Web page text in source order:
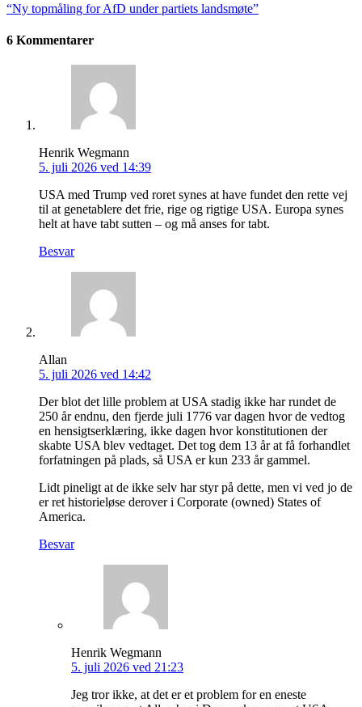
“Ny top­måling for AfD under parti­ets lands­møte”
6 Kommentarer
Henrik Wegmann
5. juli 2026 ved 14:39
USA med Trump ved roret synes at have fundet den rette vej
til at genetablere det frie, rige og rigtige USA. Europa synes
helt at have tabt sutten – og må anses for tabt.
Besvar
Allan
5. juli 2026 ved 14:42
Der blot det lille problem at USA stadig ikke har rundet de
250 år endnu, den fjerde juli 1776 var dagen hvor de vedtog
en hensigtserklæring, ikke dagen hvor konstitutionen der
skabte USA blev vedtaget. Det tog dem 13 år at få forhandlet
forfatningen på plads, så USA er kun 233 år gammel.
Lidt pineligt at de ikke selv har styr på dette, men vi ved jo de
er ret historieløse derover i Corporate (owned) States of
America.
Besvar
Henrik Wegmann
5. juli 2026 ved 21:23
Jeg tror ikke, at det er et problem for en eneste